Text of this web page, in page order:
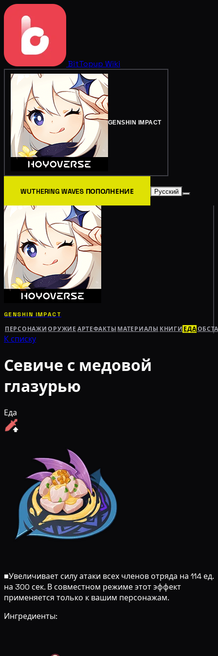
BitTopup Wiki
GENSHIN IMPACT
WUTHERING WAVES ПОПОЛНЕНИЕ Русский
GENSHIN IMPACT
ПЕРСОНАЖИ ОРУЖИЕ АРТЕФАКТЫ МАТЕРИАЛЫ КНИГИ ЕДА
К списку
Севиче с медовой
глазурью
Еда
■Увеличивает силу атаки всех членов отряда на 114 ед.
на 300 сек. В совместном режиме этот эффект
применяется только к вашим персонажам.
Ингредиенты: